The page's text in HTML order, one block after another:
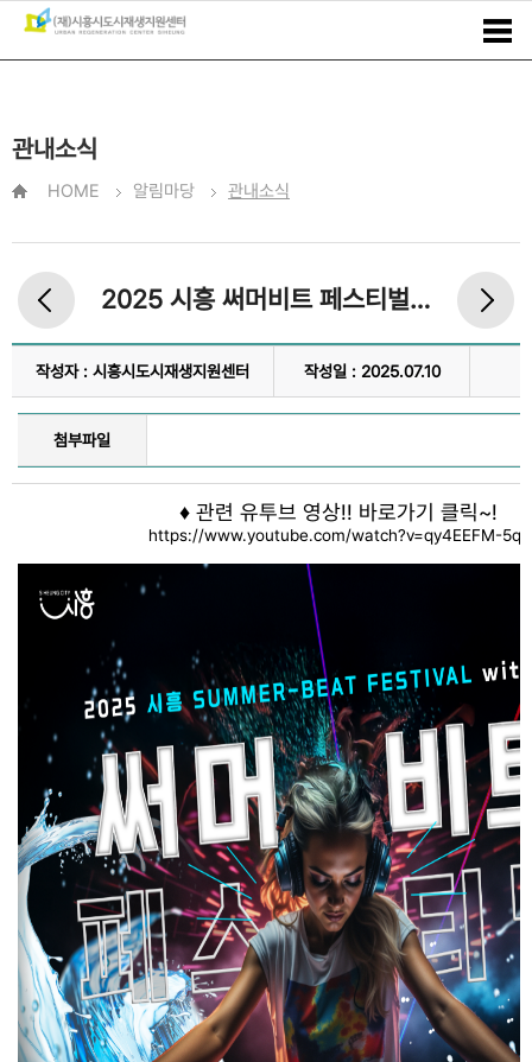
관내소식
HOME 알림마당 관내소식
2025 시흥 써머비트 페스티벌 (with DJ) ~!
작성자 : 시흥시도시재생지원센터 작성일 : 2025.07.10
첨부파일
♦ 관련 유투브 영상!! 바로가기 클릭~!
https://www.youtube.com/watch?v=qy4EEFM-5qc